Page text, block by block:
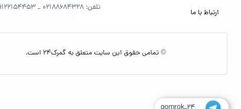
ارتباط با ما
تلفن: 02188684328 _ 09122154453
© تمامی حقوق این سایت متعلق به گمرک24 است.